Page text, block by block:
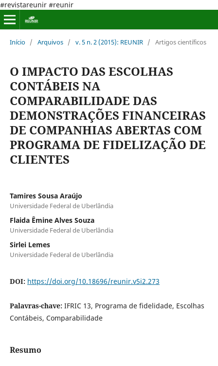
#revistareunir #reunir
Início / Arquivos / v. 5 n. 2 (2015): REUNIR / Artigos científicos
O IMPACTO DAS ESCOLHAS
CONTÁBEIS NA
COMPARABILIDADE DAS
DEMONSTRAÇÕES FINANCEIRAS
DE COMPANHIAS ABERTAS COM
PROGRAMA DE FIDELIZAÇÃO DE
CLIENTES
Tamires Sousa Araújo
Universidade Federal de Uberlândia
Flaida Êmine Alves Souza
Universidade Federal de Uberlândia
Sirlei Lemes
Universidade Federal de Uberlândia
DOI: https://doi.org/10.18696/reunir.v5i2.273
Palavras-chave: IFRIC 13, Programa de fidelidade, Escolhas
Contábeis, Comparabilidade
Resumo